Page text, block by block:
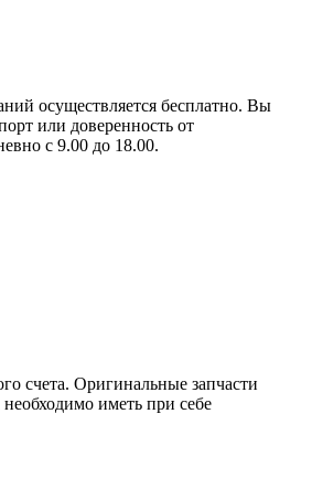
осуществляется бесплатно. Вы
или доверенность от
с 9.00 до 18.00.
счета. Оригинальные запчасти
иметь при себе